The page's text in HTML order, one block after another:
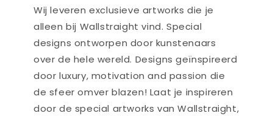
Wij leveren exclusieve artworks die je
alleen bij Wallstraight vind. Special
designs ontworpen door kunstenaars
over de hele wereld. Designs geïnspireerd
door luxury, motivation and passion die
de sfeer omver blazen! Laat je inspireren
door de special artworks van Wallstraight,